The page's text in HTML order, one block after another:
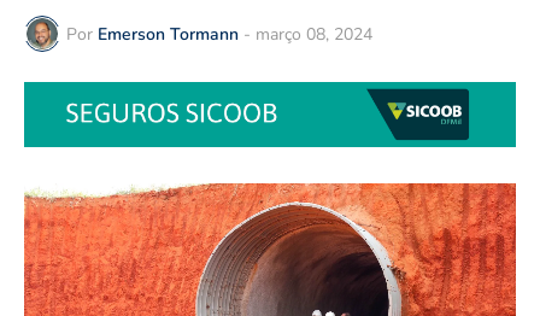
Por Emerson Tormann - março 08, 2024